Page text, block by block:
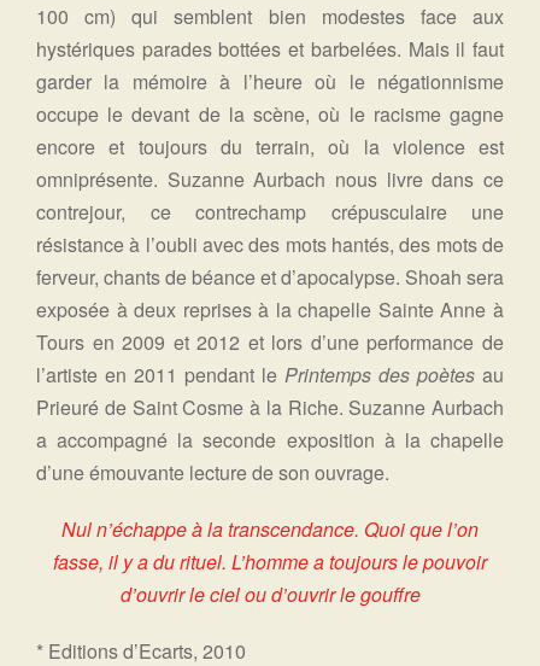
100 cm) qui semblent bien modestes face aux
hystériques parades bottées et barbelées. Mais il faut
garder la mémoire à l’heure où le négationnisme
occupe le devant de la scène, où le racisme gagne
encore et toujours du terrain, où la violence est
omniprésente. Suzanne Aurbach nous livre dans ce
contrejour, ce contrechamp crépusculaire une
résistance à l’oubli avec des mots hantés, des mots de
ferveur, chants de béance et d’apocalypse. Shoah sera
exposée à deux reprises à la chapelle Sainte Anne à
Tours en 2009 et 2012 et lors d’une performance de
l’artiste en 2011 pendant le Printemps des poètes au
Prieuré de Saint Cosme à la Riche. Suzanne Aurbach
a accompagné la seconde exposition à la chapelle
d’une émouvante lecture de son ouvrage.
Nul n’échappe à la transcendance. Quoi que l’on
fasse, il y a du rituel. L’homme a toujours le pouvoir
d’ouvrir le ciel ou d’ouvrir le gouffre
* Editions d’Ecarts, 2010